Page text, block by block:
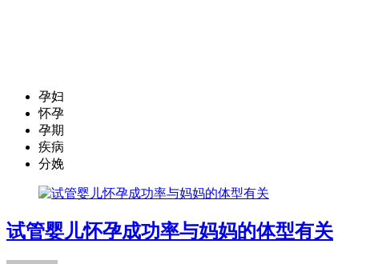
孕妇
怀孕
孕期
疾病
分娩
试管婴儿怀孕成功率与妈妈的体型有关